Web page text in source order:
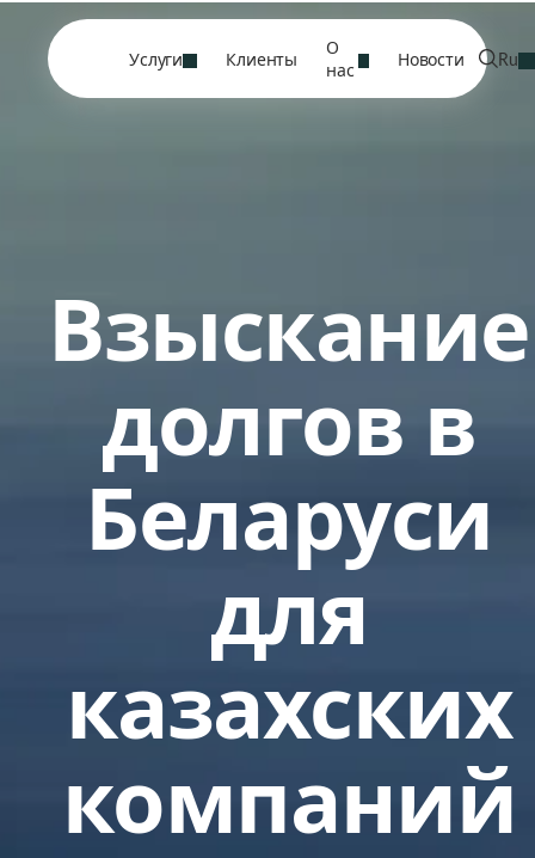
Услуги Клиенты
О
нас
Новости Ru
Взыскание
долгов в
Беларуси
для
казахских
компаний